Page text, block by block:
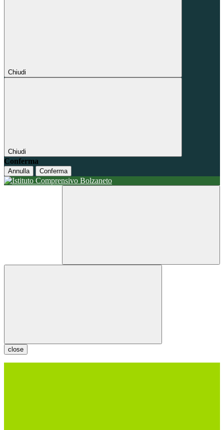
Chiudi
Chiudi
Conferma
Annulla Conferma
close